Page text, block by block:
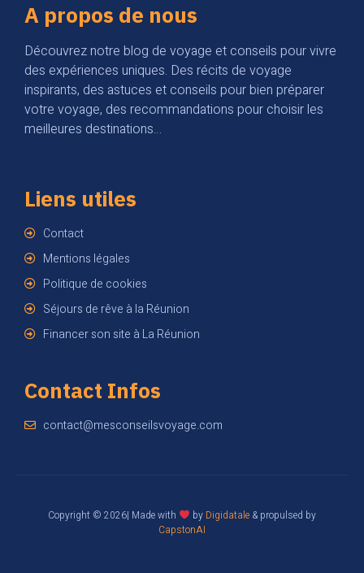
A propos de nous
Découvrez notre blog de voyage et conseils pour vivre
des expériences uniques. Des récits de voyage
inspirants, des astuces et conseils pour bien préparer
votre voyage, des recommandations pour choisir les
meilleures destinations…
Liens utiles
Contact
Mentions légales
Politique de cookies
Séjours de rêve à la Réunion
Financer son site à La Réunion
Contact Infos
contact@mesconseilsvoyage.com
Copyright © 2026| Made with by Digidatale& propulsed by
CapstonAI